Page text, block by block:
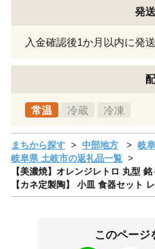
発
入金確認後1か月以内に発送
常温 冷蔵 冷凍
まちから探す 中部地方
岐
岐阜県 土岐市の返礼品一覧
【美濃焼】オレンジレトロ 丸型
【カネ定製陶】 小皿 食器セット
このページ